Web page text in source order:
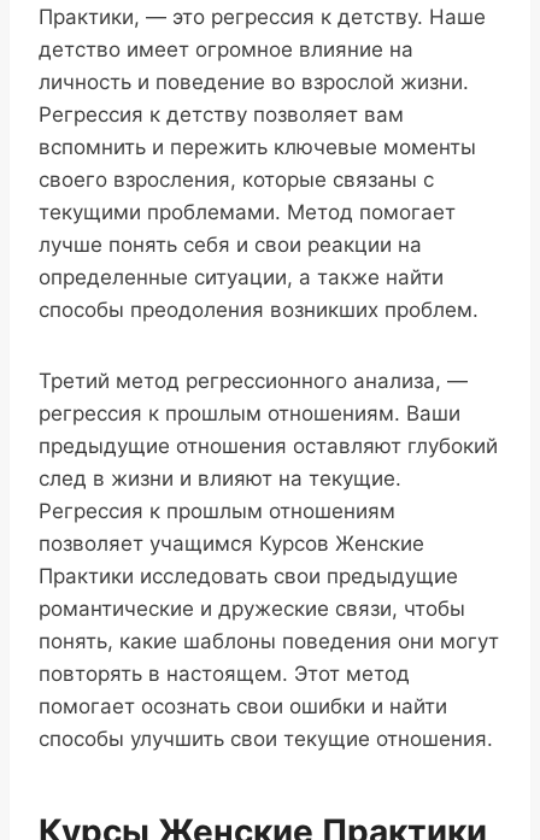
Практики, — это регрессия к детству. Наше
детство имеет огромное влияние на
личность и поведение во взрослой жизни.
Регрессия к детству позволяет вам
вспомнить и пережить ключевые моменты
своего взросления, которые связаны с
текущими проблемами. Метод помогает
лучше понять себя и свои реакции на
определенные ситуации, а также найти
способы преодоления возникших проблем.
Третий метод регрессионного анализа, —
регрессия к прошлым отношениям. Ваши
предыдущие отношения оставляют глубокий
след в жизни и влияют на текущие.
Регрессия к прошлым отношениям
позволяет учащимся Курсов Женские
Практики исследовать свои предыдущие
романтические и дружеские связи, чтобы
понять, какие шаблоны поведения они могут
повторять в настоящем. Этот метод
помогает осознать свои ошибки и найти
способы улучшить свои текущие отношения.
Курсы Женские Практики